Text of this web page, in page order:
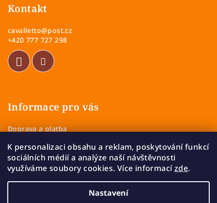
K personalizaci obsahu a reklam, poskytování funkcí
sociálních médií a analýze naší návštěvnosti
využíváme soubory cookies. Více informacízde.
Nastavení
Kontakt
cavalletto@post.cz
+420 777 727 298
Informace pro vás
Doprava a platba
Zásady ochrany osobních údajů
Vrácení a výměna zboží